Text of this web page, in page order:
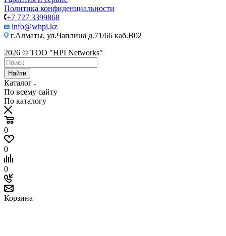
Политика конфиденциальности
+7 727 3399868
info@whpi.kz
г.Алматы, ул.Чаплина д.71/66 каб.B02
2026 © ТОО "HPI Networks"
Найти
Каталог
По всему сайту
По каталогу
0
0
0
Корзина